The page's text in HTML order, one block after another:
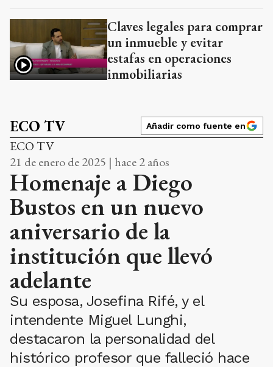
Claves legales para comprar
un inmueble y evitar
estafas en operaciones
inmobiliarias
ECO TV Añadir como fuente en
ECO TV
21 de enero de 2025 | hace 2 años
Homenaje a Diego
Bustos en un nuevo
aniversario de la
institución que llevó
adelante
Su esposa, Josefina Rifé, y el
intendente Miguel Lunghi,
destacaron la personalidad del
histórico profesor que falleció hace